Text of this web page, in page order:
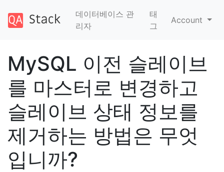
데이터베이스 관
리자
태
그
Account
MySQL 이전 슬레이브
를 마스터로 변경하고
슬레이브 상태 정보를
제거하는 방법은 무엇
입니까?